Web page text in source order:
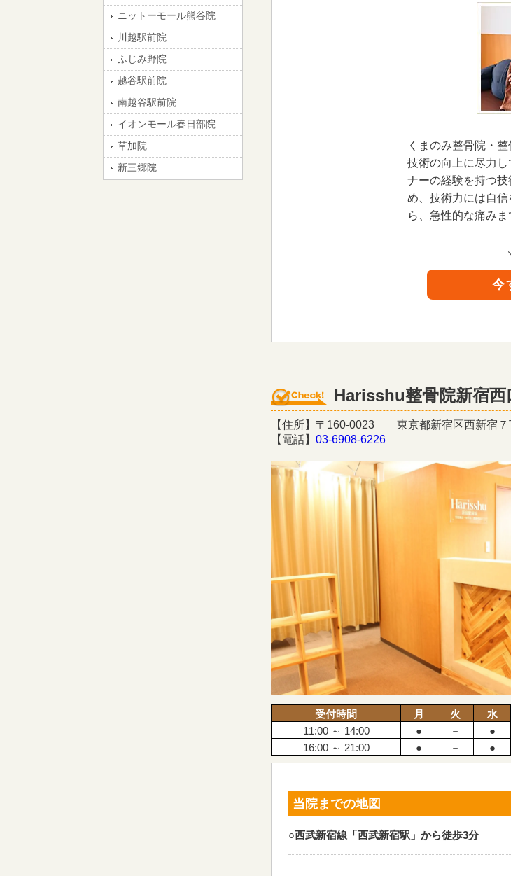
くまのみ整骨院・
技術の向上に尽力
ナーの経験を持つ
め、技術力には自
ら、急性的な痛みま
今
Harisshu整骨院新宿西
【住所】〒160-0023 東京都新宿区西新宿７
【電話】 03-6908-6226
受付時間 月 火 水
11:00 ～ 14:00
● － ●
16:00 ～ 21:00 ● － ●
当院までの地図
○西武新宿線「西武新宿駅」から徒歩3分
ニットーモール熊谷院
川越駅前院
ふじみ野院
越谷駅前院
南越谷駅前院
イオンモール春日部院
草加院
新三郷院